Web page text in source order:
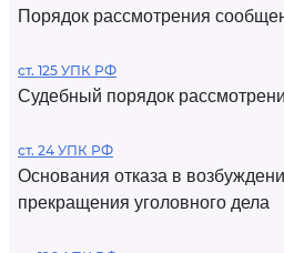
Порядок рассмотрения
ст. 125 УПК РФ
Судебный порядок
ст. 24 УПК РФ
Основания отказа в
прекращения уголовного дела